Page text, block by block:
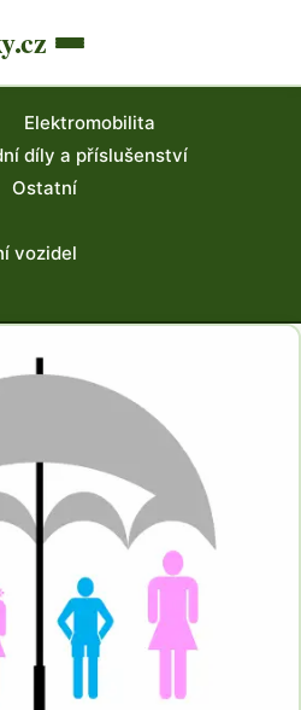
Elektromobilita
díly a příslušenství
Ostatní
vozidel